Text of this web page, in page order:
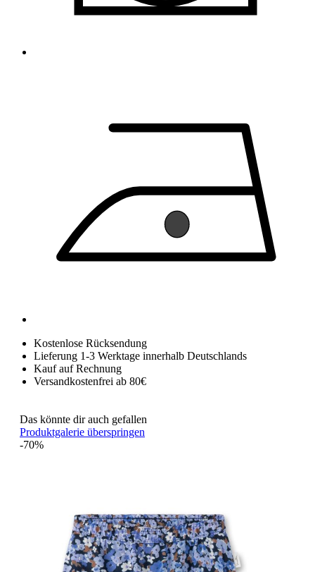
Kostenlose Rücksendung
Lieferung 1-3 Werktage innerhalb Deutschlands
Kauf auf Rechnung
Versandkostenfrei ab 80€
Das könnte dir auch gefallen
Produktgalerie überspringen
-70%